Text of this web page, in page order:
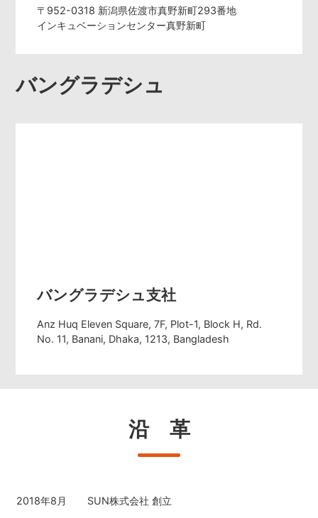
〒952-0318 新潟県佐渡市真野新町293番地
インキュベーションセンター真野新町
バングラデシュ
バングラデシュ支社
Anz Huq Eleven Square, 7F, Plot-1, Block H, Rd.
No. 11, Banani, Dhaka, 1213, Bangladesh
沿 革
2018年8月 SUN株式会社 創立